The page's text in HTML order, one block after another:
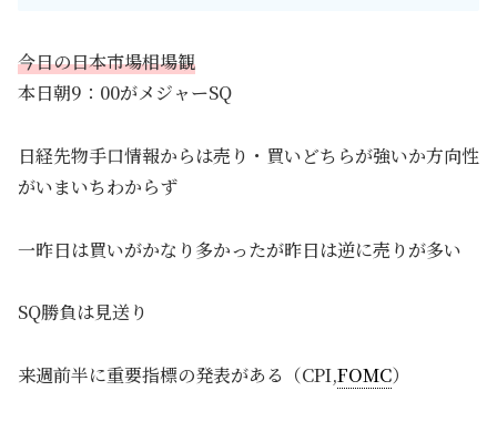
今日の日本市場相場観
本日朝9：00がメジャーSQ
日経先物手口情報からは売り・買いどちらが強いか方向性
がいまいちわからず
一昨日は買いがかなり多かったが昨日は逆に売りが多い
SQ勝負は見送り
来週前半に重要指標の発表がある（CPI,FOMC）